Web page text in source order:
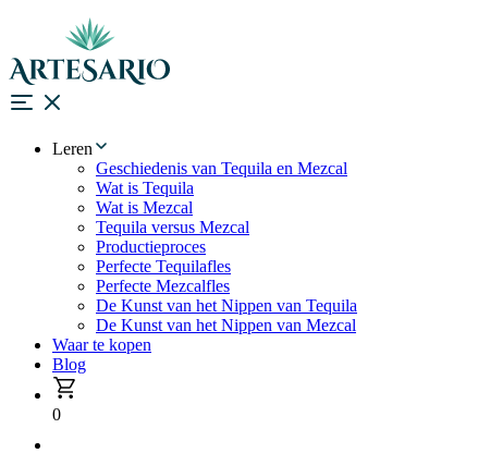
Leren
Geschiedenis van Tequila en Mezcal
Wat is Tequila
Wat is Mezcal
Tequila versus Mezcal
Productieproces
Perfecte Tequilafles
Perfecte Mezcalfles
De Kunst van het Nippen van Tequila
De Kunst van het Nippen van Mezcal
Waar te kopen
Blog
0